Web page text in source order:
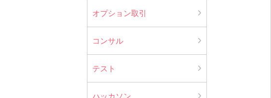
オプション取引
コンサル
テスト
ハッカソン